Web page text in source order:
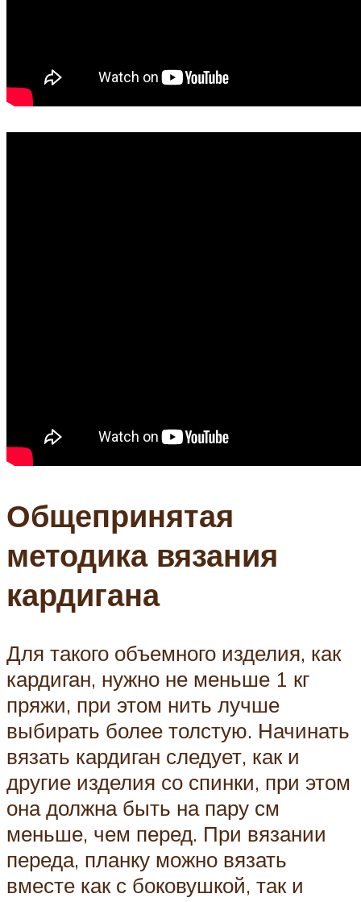
Общепринятая
методика вязания
кардигана
Для такого объемного изделия, как
кардиган, нужно не меньше 1 кг
пряжи, при этом нить лучше
выбирать более толстую. Начинать
вязать кардиган следует, как и
другие изделия со спинки, при этом
она должна быть на пару см
меньше, чем перед. При вязании
переда, планку можно вязать
вместе как с боковушкой, так и